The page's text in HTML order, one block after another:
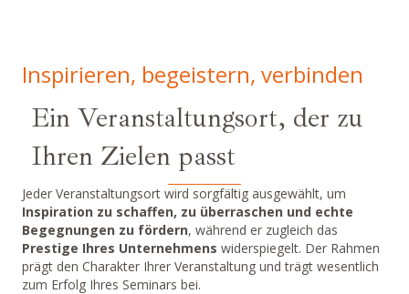
Inspirieren, begeistern, verbinden
Ein Veranstaltungsort, der zu
Ihren Zielen passt
Jeder Veranstaltungsort wird sorgfältig ausgewählt, um
Inspiration zu schaffen, zu überraschen und echte
Begegnungen zu fördern, während er zugleich das
Prestige Ihres Unternehmens widerspiegelt. Der Rahmen
prägt den Charakter Ihrer Veranstaltung und trägt wesentlich
zum Erfolg Ihres Seminars bei.